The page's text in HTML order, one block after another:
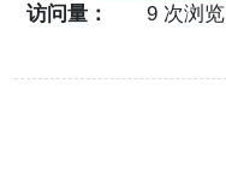
访问量： 9 次浏览